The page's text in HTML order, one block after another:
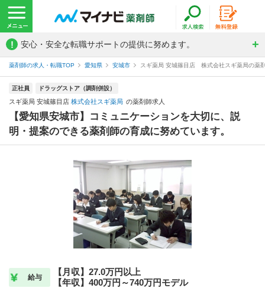
! 安心・安全な転職サポートの提供に努めます。
薬剤師の求人・転職TOP 愛知県 安城市 スギ薬局 安城篠目店 株式会社スギ薬局の薬
正社員 ドラッグストア（調剤併設）
スギ薬局 安城篠目店 株式会社スギ薬局 の薬剤師求人
【愛知県安城市】コミュニケーションを大切に、説
明・提案のできる薬剤師の育成に努めています。
給与
【月収】27.0万円以上
【年収】400万円～740万円モデル